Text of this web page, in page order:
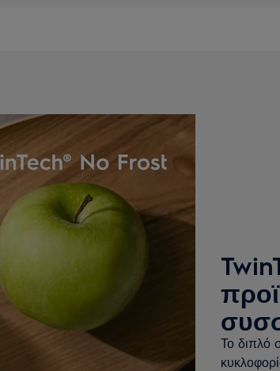
Το διπλό